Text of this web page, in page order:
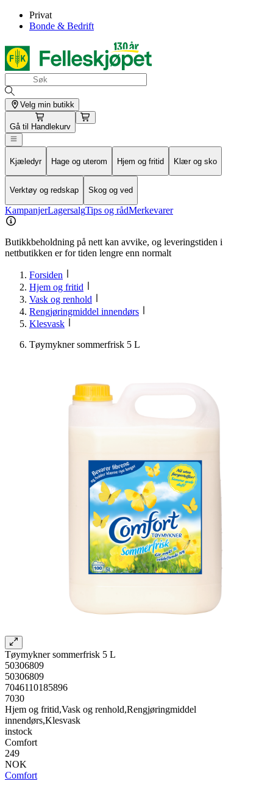
Privat
Bonde & Bedrift
Velg min butikk
Gå til Handlekurv
Kjæledyr Hage og uterom Hjem og fritid Klær og sko
Verktøy og redskap Skog og ved
KampanjerLagersalgTips og rådMerkevarer
Butikkbeholdning på nett kan avvike, og leveringstiden i
nettbutikken er for tiden lengre enn normalt
Forsiden
Hjem og fritid
Vask og renhold
Rengjøringmiddel innendørs
Klesvask
Tøymykner sommerfrisk 5 L
Tøymykner sommerfrisk 5 L
50306809
50306809
7046110185896
7030
Hjem og fritid,Vask og renhold,Rengjøringmiddel
innendørs,Klesvask
instock
Comfort
249
NOK
Comfort